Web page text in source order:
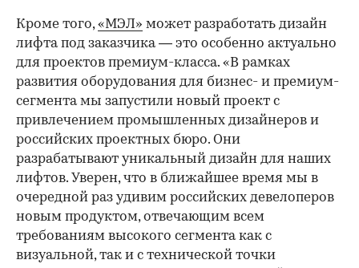
Кроме того,«МЭЛ» может разработать дизайн
лифта под заказчика — это особенно актуально
для проектов премиум-класса. «В рамках
развития оборудования для бизнес- и премиум-
сегмента мы запустили новый проект с
привлечением промышленных дизайнеров и
российских проектных бюро. Они
разрабатывают уникальный дизайн для наших
лифтов. Уверен, что в ближайшее время мы в
очередной раз удивим российских девелоперов
новым продуктом, отвечающим всем
требованиям высокого сегмента как с
визуальной, так и с технической точки